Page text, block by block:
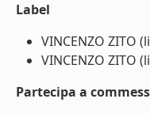
Label
VINCENZO ZITO
VINCENZO ZITO
Partecipa a